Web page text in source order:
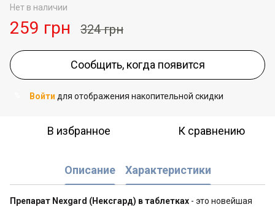
Нет в наличии
259 грн 324 грн
Сообщить, когда появится
Войти для отображения накопительной скидки
В избранное К сравнению
Описание Характеристики
Препарат Nexgard (Нексгард) в таблетках - это новейшая